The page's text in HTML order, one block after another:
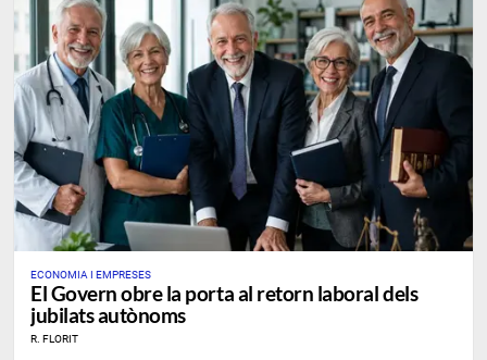
ECONOMIA I EMPRESES
El Govern obre la porta al retorn laboral dels
jubilats autònoms
R. FLORIT